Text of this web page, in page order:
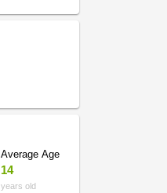
Average Age
14
years old